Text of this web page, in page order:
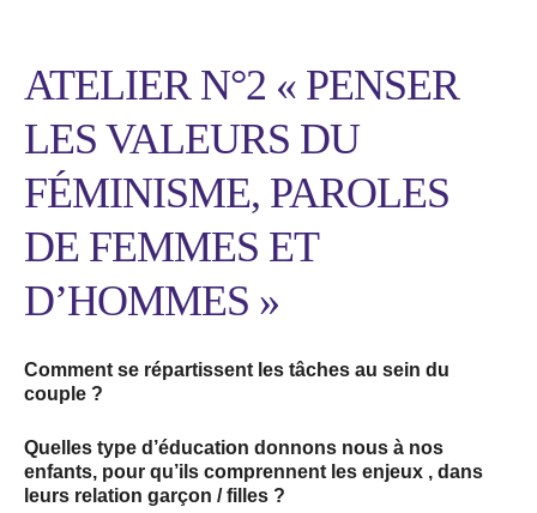
ATELIER N°2 « PENSER
LES VALEURS DU
FÉMINISME, PAROLES
DE FEMMES ET
D’HOMMES »
Comment se répartissent les tâches au sein du
couple ?
Quelles type d’éducation donnons nous à nos
enfants, pour qu’ils comprennent les enjeux , dans
leurs relation garçon / filles ?